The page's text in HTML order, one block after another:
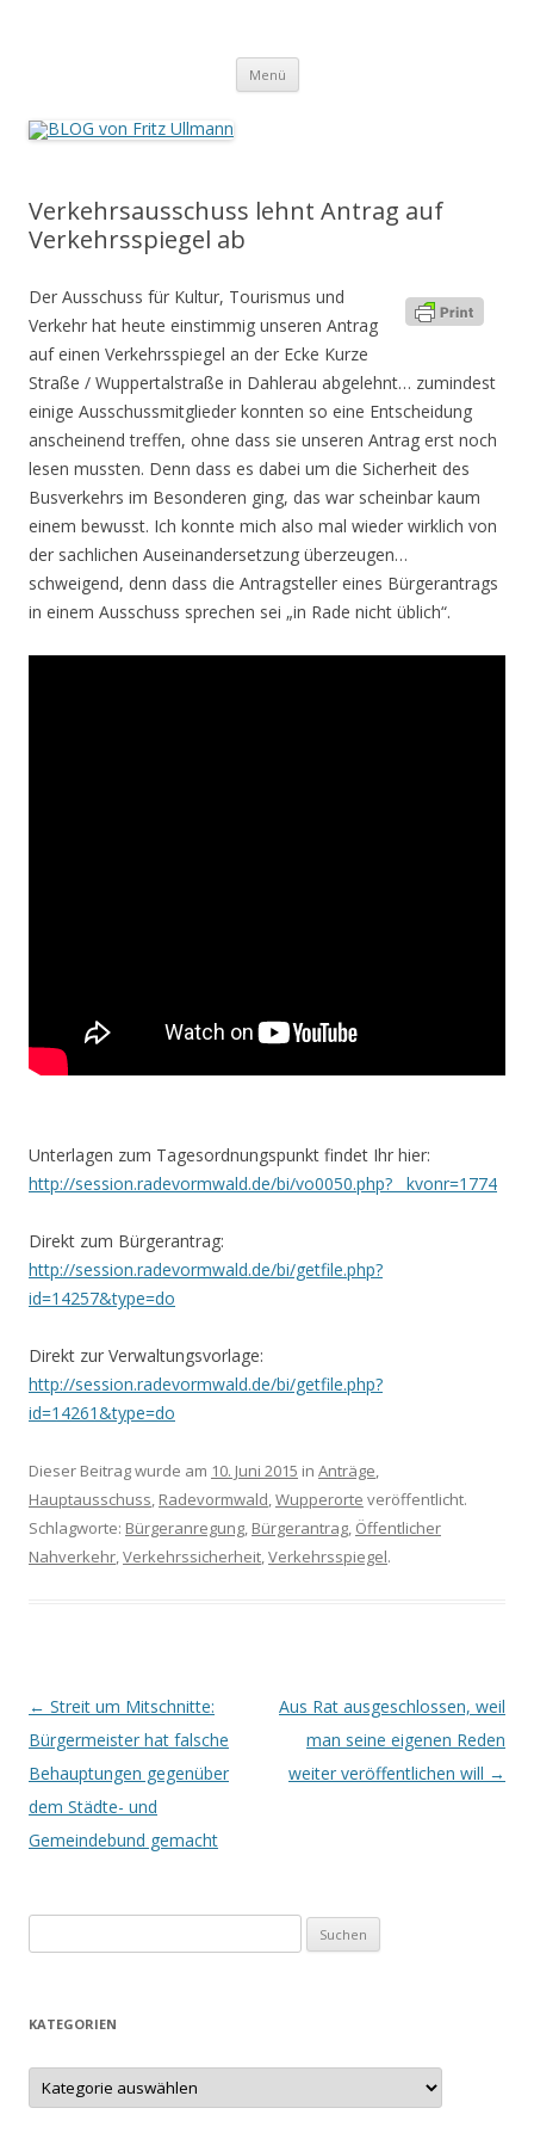
Radevormwald
Menü Springe
Inhalt
Verkehrsausschuss lehnt Antrag auf
Verkehrsspiegel ab
Der Ausschuss für Kultur, Tourismus und
Verkehr hat heute einstimmig unseren Antrag
auf einen Verkehrsspiegel an der Ecke Kurze
Straße / Wuppertalstraße in Dahlerau abgelehnt… zumindest
einige Ausschussmitglieder konnten so eine Entscheidung
anscheinend treffen, ohne dass sie unseren Antrag erst noch
lesen mussten. Denn dass es dabei um die Sicherheit des
Busverkehrs im Besonderen ging, das war scheinbar kaum
einem bewusst. Ich konnte mich also mal wieder wirklich von
der sachlichen Auseinandersetzung überzeugen…
schweigend, denn dass die Antragsteller eines Bürgerantrags
in einem Ausschuss sprechen sei „in Rade nicht üblich“.
Unterlagen zum Tagesordnungspunkt findet Ihr hier:
http://session.radevormwald.de/bi/vo0050.php?__kvonr=1774
Direkt zum Bürgerantrag:
http://session.radevormwald.de/bi/getfile.php?
id=14257&type=do
Direkt zur Verwaltungsvorlage:
http://session.radevormwald.de/bi/getfile.php?
id=14261&type=do
Dieser Beitrag wurde am 10. Juni 2015 in Anträge,
Hauptausschuss, Radevormwald,Wupperorte veröffentlicht.
Schlagworte: Bürgeranregung, Bürgerantrag, Öffentlicher
Nahverkehr,Verkehrssicherheit,Verkehrsspiegel.
Beitrags-
Navigation
← Streit um Mitschnitte:
Bürgermeister hat falsche
Behauptungen gegenüber
dem Städte- und
Gemeindebund gemacht
Aus Rat ausgeschlossen, weil
man seine eigenen Reden
weiter veröffentlichen will →
u
h
n
n
KATEGORIEN
K
t